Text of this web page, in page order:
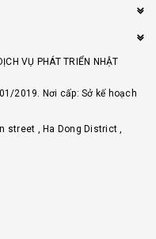
VỤ PHÁT TRIỂN NHẬT
2019. Nơi cấp: Sở kế hoạch
street , Ha Dong District ,